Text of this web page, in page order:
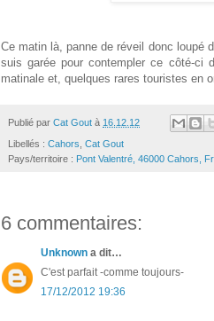
Ce matin là, panne de réveil donc loupé
suis garée pour contempler ce côté-ci
matinale et, quelques rares touristes en
Publié par Cat Gout à 16.12.12
Libellés : Cahors Cat Gout
Pays/territoire : Pont Valentré, 46000 Cahors,
6 commentaires:
Unknown a dit…
C'est parfait -comme toujours-
17/12/2012 19:36